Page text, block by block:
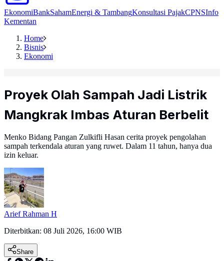
EkonomiBankSahamEnergi & TambangKonsultasi PajakCPNSInfo
Kementan
Home
Bisnis
Ekonomi
Proyek Olah Sampah Jadi Listrik
Mangkrak Imbas Aturan Berbelit
Menko Bidang Pangan Zulkifli Hasan cerita proyek pengolahan
sampah terkendala aturan yang ruwet. Dalam 11 tahun, hanya dua
izin keluar.
Arief Rahman H
Diterbitkan: 08 Juli 2026, 16:00 WIB
Share